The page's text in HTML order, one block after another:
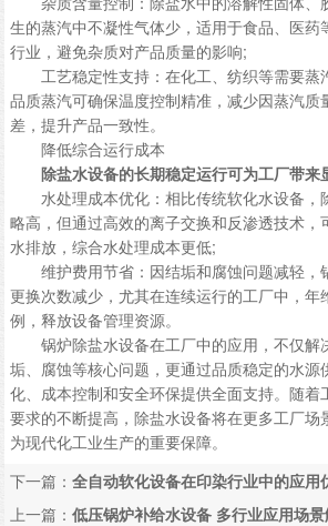
生的蒸汽中不凝性气体少，适用于食品、医药
行业，避免杂质对产品质量的影响;
工艺稳定性支持：在化工、纺织等需要蒸
品质蒸汽可确保温度控制精准，减少因蒸汽质
差，提升产品一致性。
降低综合运行成本
除盐水设备的长期稳定运行可为工厂带来
水处理成本优化：相比传统软化水设备，
略高，但通过高效的离子交换和反渗透技术，
水排放，综合水处理成本更低;
维护费用节省：因结垢和腐蚀问题减轻，
更换次数减少，尤其在连续运行的工厂中，年
例，释放设备管理资源。
锅炉除盐水设备在工厂中的应用，不仅解
垢、腐蚀等核心问题，更通过品质稳定的水源
化、成本控制和安全环保提供全面支持。随着
要求的不断提高，除盐水设备将在更多工厂场
为现代化工业生产的重要保障。
下一篇： 全自动软化设备在印染行业中的应用
上一篇： 低压锅炉补给水设备 多行业应用场